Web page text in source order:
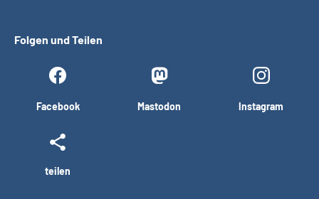
Folgen und Teilen
Facebook Mastodon Instagram
teilen